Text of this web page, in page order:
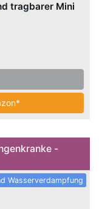
tragbarer Mini
-
Wasserverdampfung